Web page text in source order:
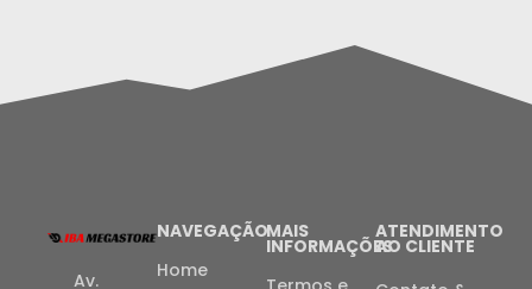
Av.
NAVEGAÇÃO
Home
MAIS
INFORMAÇÕES
ATENDIMENTO
AO CLIENTE